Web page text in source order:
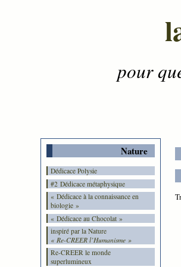
pour
Nature
Dédicace Polysie
#2 Dédicace métaphysique
« Dédicace à la connaissance en
biologie »
« Dédicace au Chocolat »
inspiré par la Nature
« Re-CREER l’Humanisme »
Re-CREER le monde
superlumineux